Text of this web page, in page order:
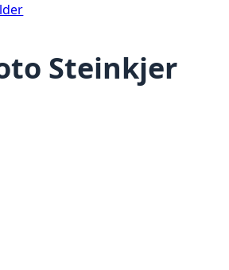
Steinkjer